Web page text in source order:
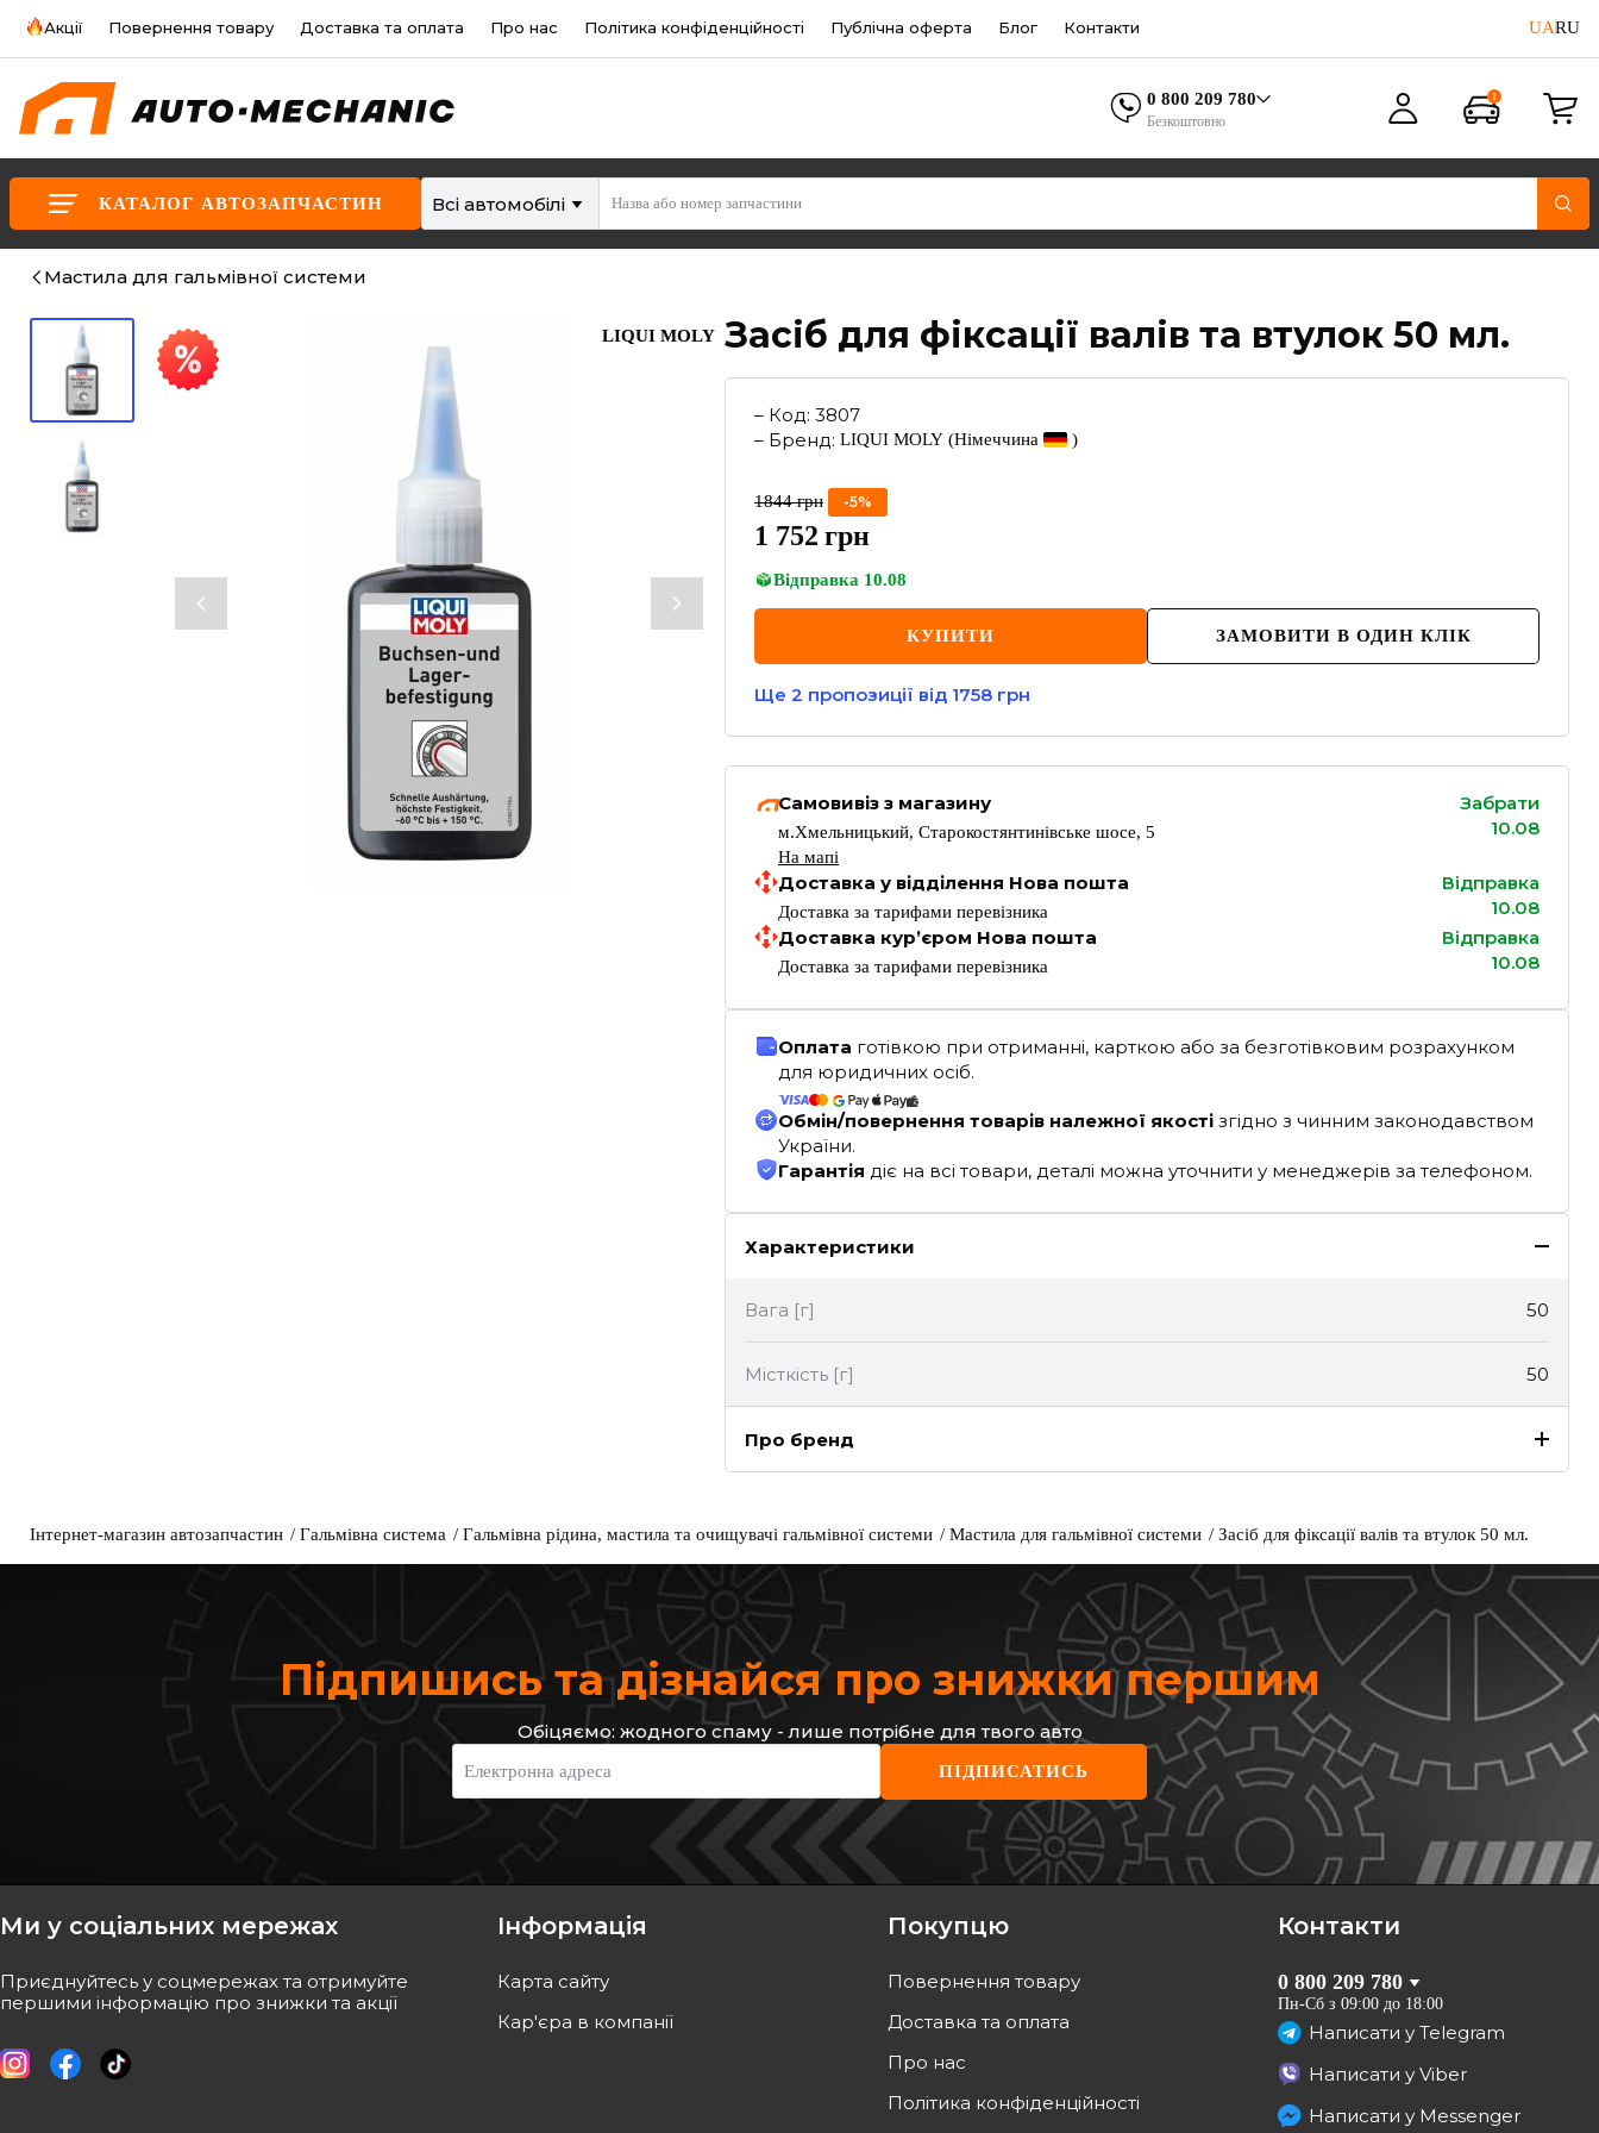
Акції Повернення товару Доставка та оплата Про нас Політика конфіденційності Публічна оферта Блог Контакти UARU
0 800 209 780
Безкоштовно
КАТАЛОГ АВТОЗАПЧАСТИН Всі автомобілі
Мастила для гальмівної системи
LIQUI MOLY Засіб для фіксації валів та втулок 50 мл.
– Код: 3807
– Бренд: LIQUI MOLY (Німеччина )
1844 грн -5%
1 752 грн
Відправка 10.08
КУПИТИ ЗАМОВИТИ В ОДИН КЛІК
Ще 2 пропозиції від 1758 грн
Самовивіз з магазину
м.Хмельницький, Старокостянтинівське шосе, 5
На мапі
Забрати
10.08
Доставка у відділення Нова пошта
Доставка за тарифами перевізника
Відправка
10.08
Доставка кур’єром Нова пошта
Доставка за тарифами перевізника
Відправка
10.08
Оплата готівкою при отриманні, карткою або за безготівковим розрахунком
для юридичних осіб.
Обмін/повернення товарів належної якості згідно з чинним законодавством
України.
Гарантія діє на всі товари, деталі можна уточнити у менеджерів за телефоном.
Характеристики
Вага [г] 50
Місткість [г] 50
Про бренд
Інтернет-магазин автозапчастин Гальмівна система Гальмівна рідина, мастила та очищувачі гальмівної системи Мастила для гальмівної системи Засіб для фіксації валів та втулок 50 мл.
Підпишись та дізнайся про знижки першим
Обіцяємо: жодного спаму - лише потрібне для твого авто
Електронна адреса ПІДПИСАТИСЬ
Ми у соціальних мережах
Приєднуйтесь у соцмережах та отримуйте
першими інформацію про знижки та акції
Контакти
0 800 209 780
Пн-Сб з 09:00 до 18:00
Написати у Telegram
Написати у Viber
Написати у Messenger
Інформація
Карта сайту
Кар'єра в компанії
Покупцю
Повернення товару
Доставка та оплата
Про нас
Політика конфіденційності